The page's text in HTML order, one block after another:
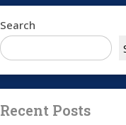
Search
Recent Posts